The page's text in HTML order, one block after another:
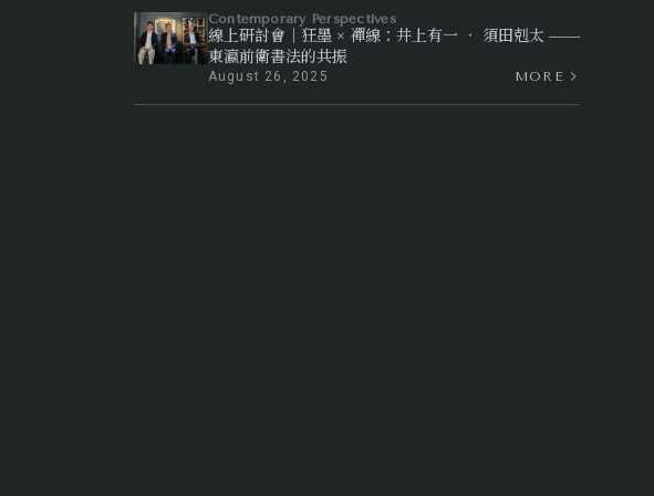
Contemporary Perspectives
線上研討會｜狂墨 × 禪線：井上有一 ‧ 須田剋太 ——
東瀛前衛書法的共振
August 26, 2025 MORE